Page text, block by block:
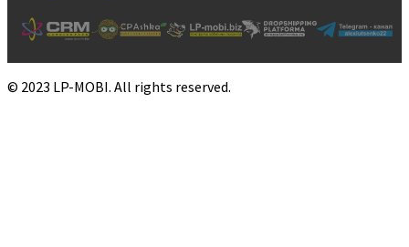
© 2023 LP-MOBI. All rights reserved.